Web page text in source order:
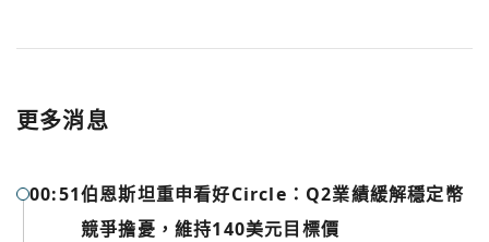
更多消息
00:51伯恩斯坦重申看好Circle：Q2業績緩解穩定幣
競爭擔憂，維持140美元目標價